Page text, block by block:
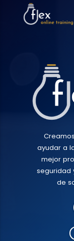
ayudar a
mejor
seguridad
de